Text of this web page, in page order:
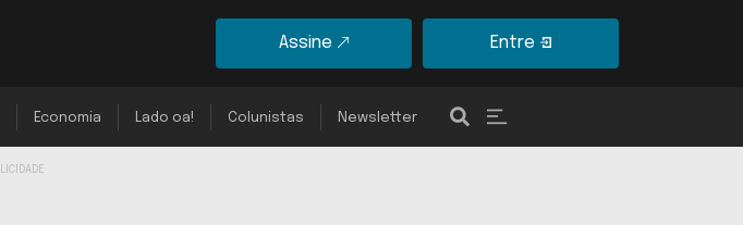
Assine Entre
Economia Lado oa! Colunistas Newsletter